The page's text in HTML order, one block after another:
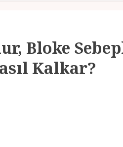
Bloke
Kalkar?